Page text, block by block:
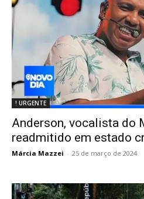
! URGENTE
Anderson, vocalista do
readmitido em estado
Márcia Mazzei - 25 de março de 2024